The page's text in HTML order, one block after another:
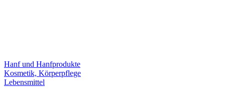
Hanf und Hanfprodukte
Kosmetik, Körperpflege
Lebensmittel